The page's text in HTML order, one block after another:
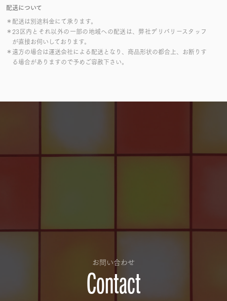
配送について
＊配送は別途料金にて承ります。
＊23区内とそれ以外の一部の地域への配送は、弊社デリバリースタッフ
が直接お伺いしております。
＊遠方の場合は運送会社による配送となり、商品形状の都合上、お断りす
る場合がありますので予めご容赦下さい。
お問い合わせ
Contact